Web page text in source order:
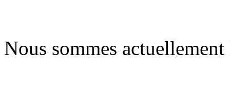
Nous sommes